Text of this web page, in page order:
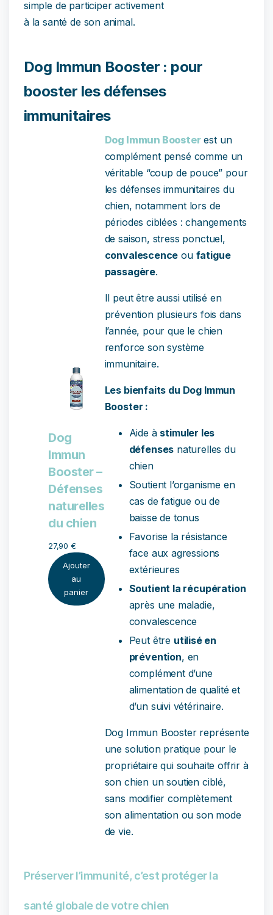
simple de participer activement
à la santé de son animal.
Dog Immun Booster : pour
booster les défenses
immunitaires
Dog
Immun
Booster –
Défenses
naturelles
du chien
27,90 €
Ajouter
au
panier
Dog Immun Boosterest un
complément pensé comme un
véritable “coup de pouce” pour
les défenses immunitaires du
chien, notamment lors de
périodes ciblées : changements
de saison, stress ponctuel,
convalescence ou fatigue
passagère.
Il peut être aussi utilisé en
prévention plusieurs fois dans
l’année, pour que le chien
renforce son système
immunitaire.
Les bienfaits du Dog Immun
Booster :
Aide à stimuler les
défenses naturelles du
chien
Soutient l’organisme en
cas de fatigue ou de
baisse de tonus
Favorise la résistance
face aux agressions
extérieures
Soutient la récupération
après une maladie,
convalescence
Peut être utilisé en
prévention, en
complément d’une
alimentation de qualité et
d’un suivi vétérinaire.
Dog Immun Booster représente
une solution pratique pour le
propriétaire qui souhaite offrir à
son chien un soutien ciblé,
sans modifier complètement
son alimentation ou son mode
de vie.
Préserver l’immunité, c’est protéger la
santé globale de votre chien